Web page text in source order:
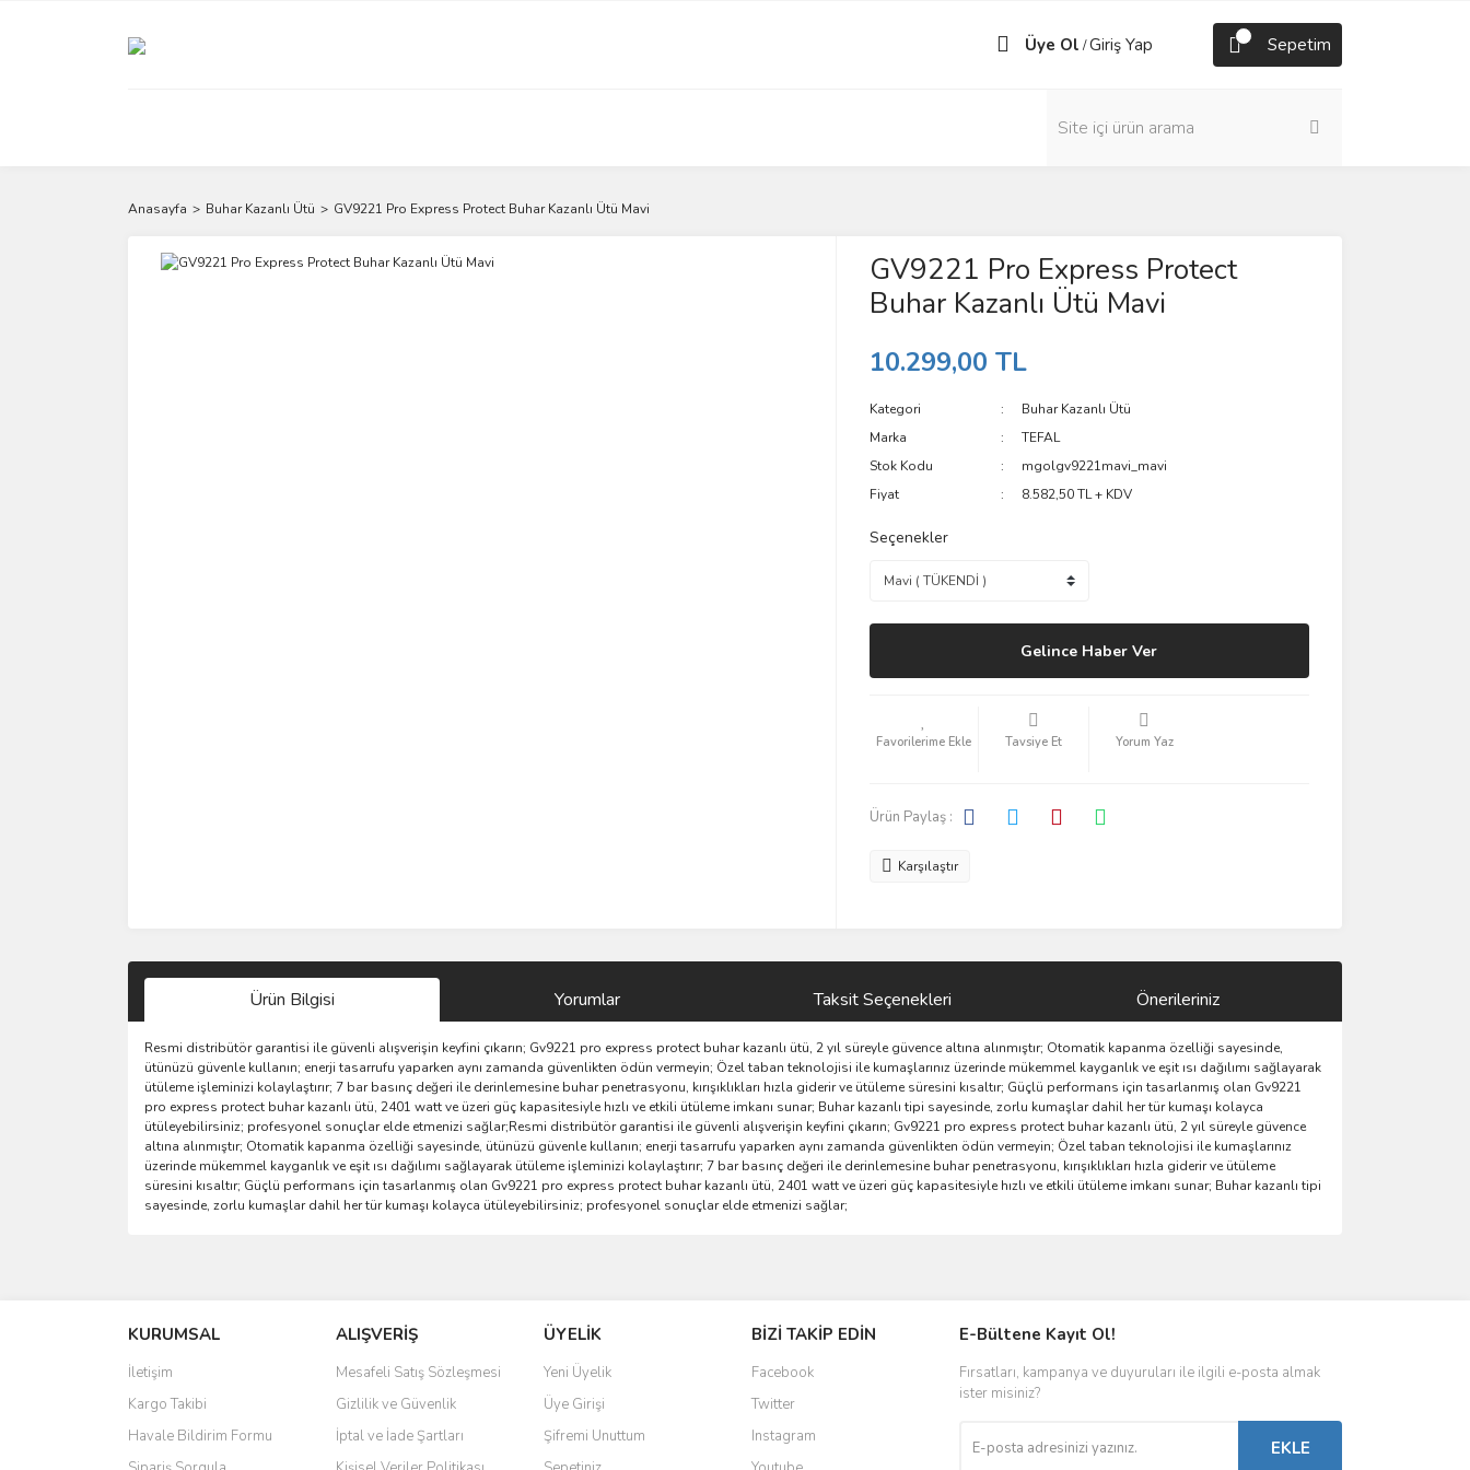
Üye Ol /Giriş Yap Sepetim
Anasayfa Buhar Kazanlı Ütü GV9221 Pro Express Protect Buhar Kazanlı Ütü Mavi
GV9221 Pro Express Protect
Buhar Kazanlı Ütü Mavi
10.299,00 TL
Kategori
Buhar Kazanlı Ütü
Marka
TEFAL
Stok Kodu
mgolgv9221mavi_mavi
Fiyat
8.582,50 TL + KDV
Seçenekler
Gelince Haber Ver
Tavsiye Et Yorum Yaz
Ürün Paylaş :
Karşılaştır
Ürün Bilgisi Yorumlar Taksit Seçenekleri Önerileriniz
Resmi distribütör garantisi ile güvenli alışverişin keyfini çıkarın; Gv9221 pro express protect buhar kazanlı ütü, 2 yıl süreyle güvence altına alınmıştır; Otomatik kapanma özelliği sayesinde,
ütünüzü güvenle kullanın; enerji tasarrufu yaparken aynı zamanda güvenlikten ödün vermeyin; Özel taban teknolojisi ile kumaşlarınız üzerinde mükemmel kayganlık ve eşit ısı dağılımı sağlayarak
ütüleme işleminizi kolaylaştırır; 7 bar basınç değeri ile derinlemesine buhar penetrasyonu, kırışıklıkları hızla giderir ve ütüleme süresini kısaltır; Güçlü performans için tasarlanmış olan Gv9221
pro express protect buhar kazanlı ütü, 2401 watt ve üzeri güç kapasitesiyle hızlı ve etkili ütüleme imkanı sunar; Buhar kazanlı tipi sayesinde, zorlu kumaşlar dahil her tür kumaşı kolayca
ütüleyebilirsiniz; profesyonel sonuçlar elde etmenizi sağlar;Resmi distribütör garantisi ile güvenli alışverişin keyfini çıkarın; Gv9221 pro express protect buhar kazanlı ütü, 2 yıl süreyle güvence
altına alınmıştır; Otomatik kapanma özelliği sayesinde, ütünüzü güvenle kullanın; enerji tasarrufu yaparken aynı zamanda güvenlikten ödün vermeyin; Özel taban teknolojisi ile kumaşlarınız
üzerinde mükemmel kayganlık ve eşit ısı dağılımı sağlayarak ütüleme işleminizi kolaylaştırır; 7 bar basınç değeri ile derinlemesine buhar penetrasyonu, kırışıklıkları hızla giderir ve ütüleme
süresini kısaltır; Güçlü performans için tasarlanmış olan Gv9221 pro express protect buhar kazanlı ütü, 2401 watt ve üzeri güç kapasitesiyle hızlı ve etkili ütüleme imkanı sunar; Buhar kazanlı tipi
sayesinde, zorlu kumaşlar dahil her tür kumaşı kolayca ütüleyebilirsiniz; profesyonel sonuçlar elde etmenizi sağlar;
Ürün resmi kalitesiz, bozuk veya görüntülenemiyor.
Ürün açıklamasında eksik bilgiler bulunuyor.
Ürün bilgilerinde hatalar bulunuyor.
Ürün fiyatı diğer sitelerden daha pahalı.
Bu ürüne benzer farklı alternatifler olmalı.
KURUMSAL
İletişim
Kargo Takibi
Havale Bildirim Formu
ALIŞVERİŞ
Mesafeli Satış Sözleşmesi
Gizlilik ve Güvenlik
İptal ve İade Şartları
ÜYELİK
Yeni Üyelik
Üye Girişi
Şifremi Unuttum
BİZİ TAKİP EDİN
Facebook
Twitter
Instagram
E-Bültene Kayıt Ol!
Fırsatları, kampanya ve duyuruları ile ilgili e-posta almak
ister misiniz?
EKLE